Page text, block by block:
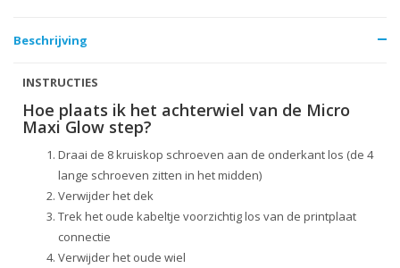
Beschrijving
INSTRUCTIES
Hoe plaats ik het achterwiel van de Micro
Maxi Glow step?
Draai de 8 kruiskop schroeven aan de onderkant los (de 4
lange schroeven zitten in het midden)
Verwijder het dek
Trek het oude kabeltje voorzichtig los van de printplaat
connectie
Verwijder het oude wiel